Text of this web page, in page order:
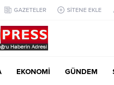
GAZETELER SİTENE EKLE
EKONOMİ GÜNDEM